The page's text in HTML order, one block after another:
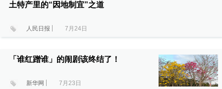
土特产里的“因地制宜”之道
人民日报 7月24日
「谁红蹭谁」的闹剧该终结了！
新华网 7月23日